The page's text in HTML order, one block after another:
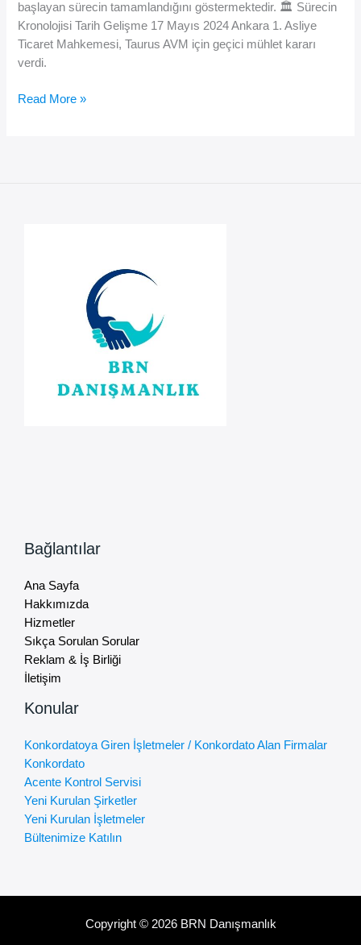
başlayan sürecin tamamlandığını göstermektedir. 🏛️ Sürecin
Kronolojisi Tarih Gelişme 17 Mayıs 2024 Ankara 1. Asliye
Ticaret Mahkemesi, Taurus AVM için geçici mühlet kararı
verdi.
🛍️
Read More »
Bağlantılar
Ana Sayfa
Hakkımızda
Hizmetler
Sıkça Sorulan Sorular
Reklam & İş Birliği
İletişim
Konular
Konkordatoya Giren İşletmeler / Konkordato Alan Firmalar
Konkordato
Acente Kontrol Servisi
Yeni Kurulan Şirketler
Yeni Kurulan İşletmeler
Bültenimize Katılın
Copyright © 2026 BRN Danışmanlık